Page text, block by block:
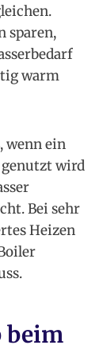
sparen,
warm
wenn ein
wird
Bei sehr
Heizen
beim